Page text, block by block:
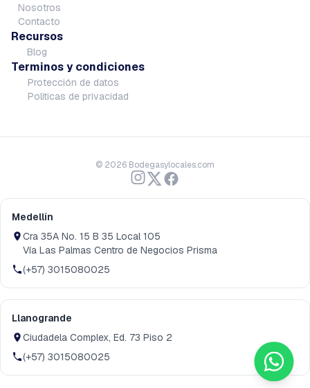
Nosotros
Contacto
Recursos
Blog
Terminos y condiciones
Protección de datos
Politicas de privacidad
© 2026 Bodegasylocales.com
Medellín
Cra 35A No. 15 B 35 Local 105
Vía Las Palmas Centro de Negocios Prisma
(+57) 3015080025
Llanogrande
Ciudadela Complex, Ed. 73 Piso 2
(+57) 3015080025